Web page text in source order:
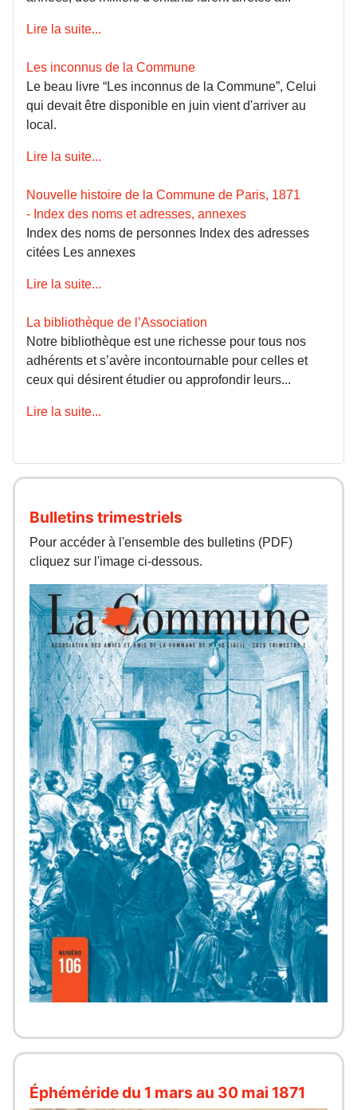
Lire la suite...
Les inconnus de la Commune
Le beau livre “Les inconnus de la Commune”, Celui
qui devait être disponible en juin vient d'arriver au
local.
Lire la suite...
Nouvelle histoire de la Commune de Paris, 1871
- Index des noms et adresses, annexes
Index des noms de personnes Index des adresses
citées Les annexes
Lire la suite...
La bibliothèque de l’Association
Notre bibliothèque est une richesse pour tous nos
adhérents et s’avère incontournable pour celles et
ceux qui désirent étudier ou approfondir leurs...
Lire la suite...
Bulletins trimestriels
Pour accéder à l'ensemble des bulletins (PDF)
cliquez sur l'image ci-dessous.
Éphéméride du 1 mars au 30 mai 1871